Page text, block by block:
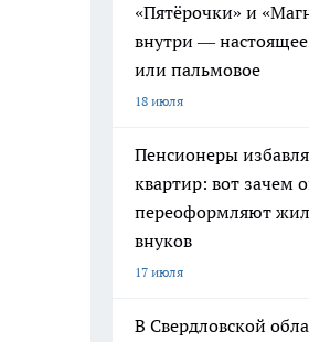
«Пятёрочки» и
внутри —
или пальмовое
18 июля
Пенсионеры
квартир: вот зачем
переоформляют
внуков
17 июля
В Свердловской